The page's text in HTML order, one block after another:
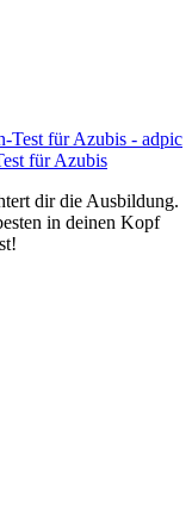
für Azubis
dir die Ausbildung.
in deinen Kopf